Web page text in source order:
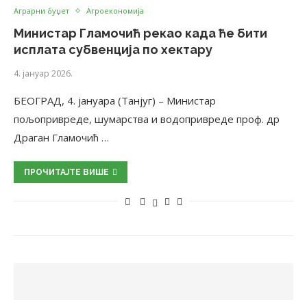
Аграрни буџет Агроекономија
Министар Гламочић рекао када ће бити
исплата субвенција по хектару
4. јануар 2026.
БЕОГРАД, 4. јануара (Танјуг) – Министар
пољопривреде, шумарства и водопривреде проф. др
Драган Гламочић …
ПРОЧИТАЈТЕ ВИШЕ